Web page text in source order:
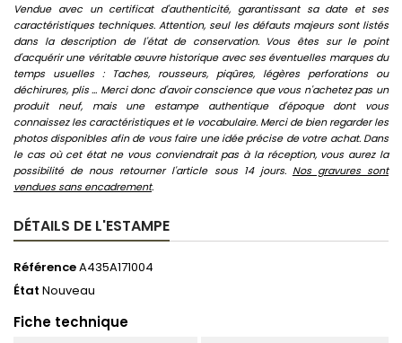
Vendue avec un certificat d'authenticité, garantissant sa date et ses
caractéristiques techniques. Attention, seul les défauts majeurs sont listés
dans la description de l'état de conservation. Vous êtes sur le point
d'acquérir une véritable œuvre historique avec ses éventuelles marques du
temps usuelles : Taches, rousseurs, piqûres, légères perforations ou
déchirures, plis ... Merci donc d'avoir conscience que vous n'achetez pas un
produit neuf, mais une estampe authentique d'époque dont vous
connaissez les caractéristiques et le vocabulaire. Merci de bien regarder les
photos disponibles afin de vous faire une idée précise de votre achat. Dans
le cas où cet état ne vous conviendrait pas à la réception, vous aurez la
possibilité de nous retourner l'article sous 14 jours. Nos gravures sont
vendues sans encadrement.
DÉTAILS DE L'ESTAMPE
RéférenceA435A171004
État Nouveau
Fiche technique